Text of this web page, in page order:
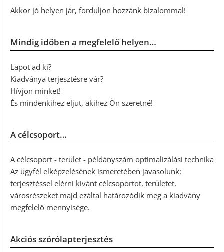
Akkor jó helyen jár, forduljon hozzánk bizalommal!
Mindig időben a megfelelő helyen…
Lapot ad ki?
Kiadványa terjesztésre vár?
Hívjon minket!
És mindenkihez eljut, akihez Ön szeretné!
A célcsoport…
A célcsoport - terület - példányszám optimalizálási technika
Az ügyfél elképzelésének ismeretében javasolunk:
terjesztéssel elérni kívánt célcsoportot, területet,
városrészeket majd ezáltal határozódik meg a kiadvány
megfelelő mennyisége.
Akciós szórólapterjesztés